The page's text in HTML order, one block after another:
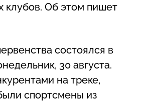
клубов. Об этом пишет
состоялся в
30 августа.
на треке,
спортсмены из